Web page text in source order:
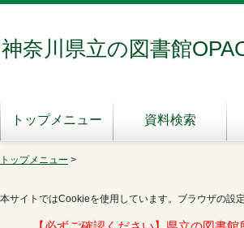
神奈川県立の図書館
トップメニュー 資料検索
トップメニュー >
本サイトではCookieを使用しています。ブラウザの設